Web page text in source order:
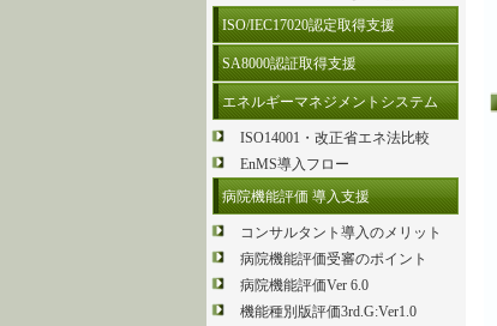
ISO/IEC17020認定取得支援
SA8000認証取得支援
エネルギーマネジメントシステム
ISO14001・改正省エネ法比較
EnMS導入フロー
病院機能評価 導入支援
コンサルタント導入のメリット
病院機能評価受審のポイント
病院機能評価Ver 6.0
機能種別版評価3rd.G:Ver1.0